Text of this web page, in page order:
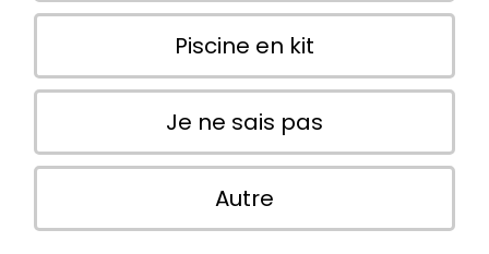
Piscine en kit
Je ne sais pas
Autre